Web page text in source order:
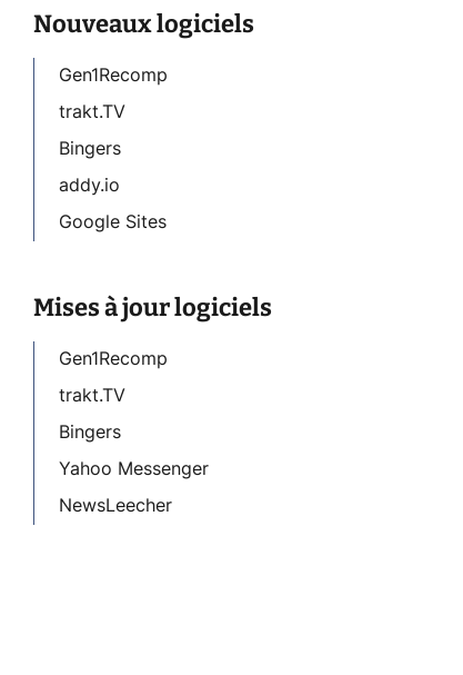
Nouveaux logiciels
Gen1Recomp
trakt.TV
Bingers
addy.io
Google Sites
Mises à jour logiciels
Gen1Recomp
trakt.TV
Bingers
Yahoo Messenger
NewsLeecher